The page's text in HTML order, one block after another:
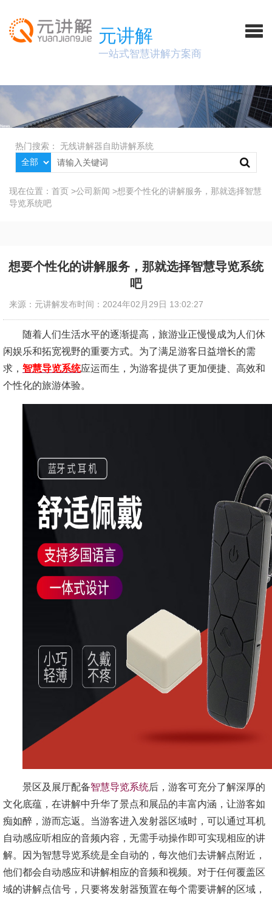
元讲解
一站式智慧讲解方案商
热门搜索： 无线讲解器自助讲解系统
现在位置： 首页 >公司新闻 >想要个性化的讲解服务，那就选择智慧
导览系统吧
想要个性化的讲解服务，那就选择智慧导览系统
吧
来源：元讲解发布时间：2024年02月29日 13:02:27
随着人们生活水平的逐渐提高，旅游业正慢慢成为人们休
闲娱乐和拓宽视野的重要方式。为了满足游客日益增长的需
求， 智慧导览系统应运而生，为游客提供了更加便捷、高效和
个性化的旅游体验。
景区及展厅配备智慧导览系统后，游客可充分了解深厚的
文化底蕴，在讲解中升华了景点和展品的丰富内涵，让游客如
痴如醉，游而忘返。当游客进入发射器区域时，可以通过耳机
自动感应听相应的音频内容，无需手动操作即可实现相应的讲
解。因为智慧导览系统是全自动的，每次他们去讲解点附近，
他们都会自动感应和讲解相应的音频和视频。对于任何覆盖区
域的讲解点信号，只要将发射器预置在每个需要讲解的区域，